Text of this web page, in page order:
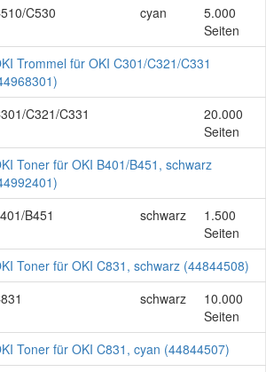
C530
cyan
5.000
Seiten
Trommel für OKI C301/C321/C331
C321/C331
20.000
Seiten
Toner für OKI B401/B451, schwarz
B451
schwarz
1.500
Seiten
Toner für OKI C831, schwarz (44844508)
schwarz
10.000
Seiten
Toner für OKI C831, cyan (44844507)